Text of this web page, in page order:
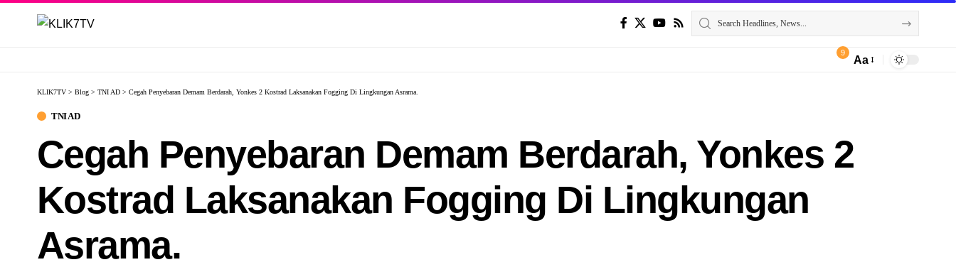
9
Aa
KLIK7TV > Blog > TNI AD > Cegah Penyebaran Demam Berdarah, Yonkes 2 Kostrad Laksanakan Fogging Di Lingkungan Asrama.
TNI AD
Cegah Penyebaran Demam Berdarah, Yonkes 2
Kostrad Laksanakan Fogging Di Lingkungan
Asrama.